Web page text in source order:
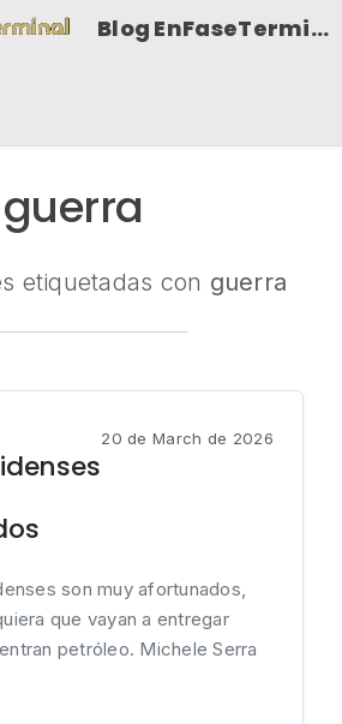
Blog EnFaseTerminal
guerra
etiquetadas con guerra
20 de March de 2026
son muy afortunados,
que vayan a entregar
petróleo. Michele Serra